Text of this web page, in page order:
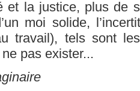
et la justice, plus de
moi solide,
travail), tels sont
pas exister...